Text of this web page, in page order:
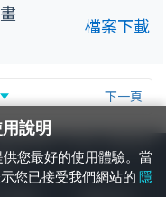
檔案下載
下一頁
發現軌道、平交道、橋樑及隧
用）
說明
您最好的使用體驗。當
您已接受我們網站的 隱